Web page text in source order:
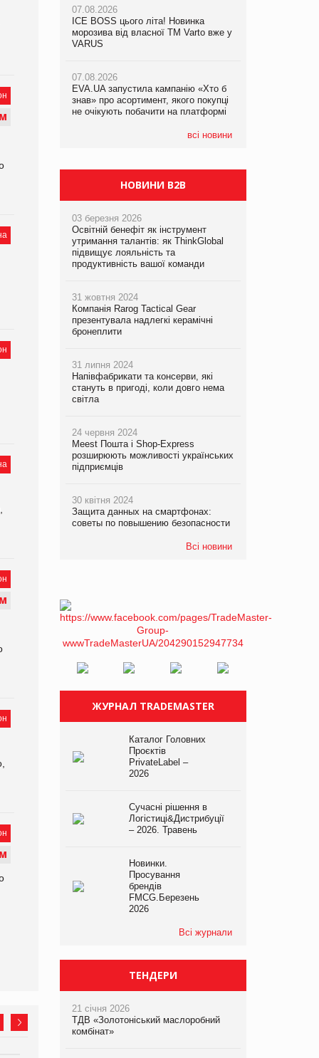
М
М
М
07.08.2026
ICE BOSS цього літа! Новинка
морозива від власної ТМ Varto вже у
VARUS
07.08.2026
EVA.UA запустила кампанію «Хто б
знав» про асортимент, якого покупці
не очікують побачити на платформі
всі новини
07.08.2026
ICE BOSS цього літа! Новинка
морозива від власної ТМ Varto вже у
VARUS
07.08.2026
EVA.UA запустила кампанію «Хто б
знав» про асортимент, якого покупці
не очікують побачити на платформі
07.08.2026
Франція заборонила рекламні дзвінки
НОВИНИ B2B
03 березня 2026
Освітній бенефіт як інструмент
утримання талантів: як ThinkGlobal
підвищує лояльність та
продуктивність вашої команди
31 жовтня 2024
Компанія Rarog Tactical Gear
презентувала надлегкі керамічні
бронеплити
31 липня 2024
Напівфабрикати та консерви, які
стануть в пригоді, коли довго нема
світла
24 червня 2024
Meest Пошта і Shop-Express
розширюють можливості українських
підприємців
30 квітня 2024
Защита данных на смартфонах:
советы по повышению безопасности
Всі новини
ЖУРНАЛ TRADEMASTER
Каталог Головних
Проєктів
PrivateLabel –
2026
Сучасні рішення в
Логістиці&Дистрибуції
– 2026. Травень
Новинки.
Просування
брендів
FMCG.Березень
2026
Всі журнали
ТЕНДЕРИ
21 січня 2026
ТДВ «Золотоніський маслоробний
комбінат»